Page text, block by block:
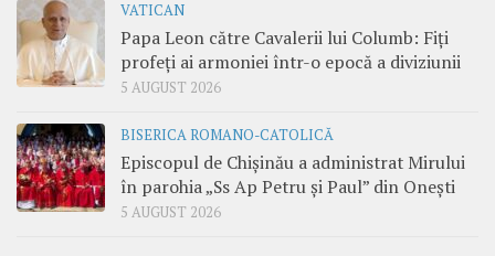
VATICAN
Papa Leon către Cavalerii lui Columb: Fiți
profeți ai armoniei într-o epocă a diviziunii
5 AUGUST 2026
BISERICA ROMANO-CATOLICĂ
Episcopul de Chișinău a administrat Mirului
în parohia „Ss Ap Petru și Paul” din Onești
5 AUGUST 2026